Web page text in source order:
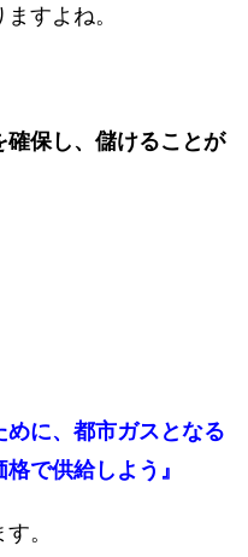
すよね。
確保し、儲けることが
めに、都市ガスとなる
で供給しよう』
。